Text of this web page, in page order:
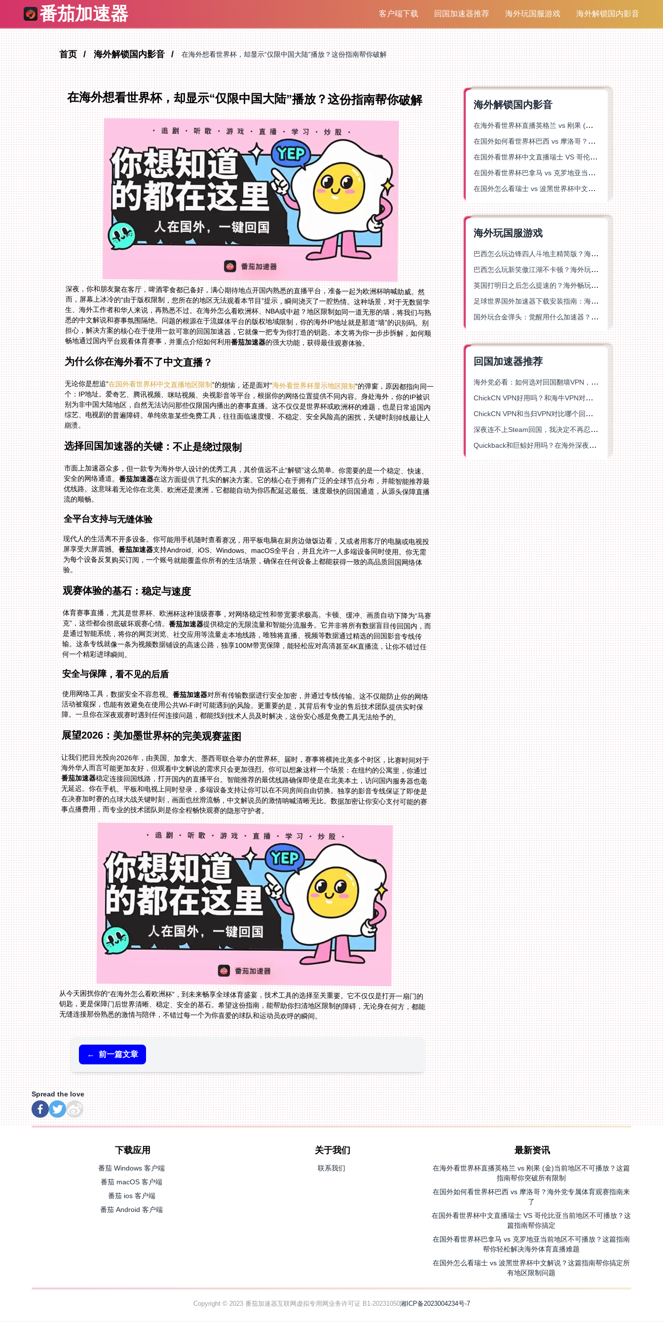
番茄加速器 客户端下载 回国加速器推荐 海外玩国服游戏 海外解锁国内影音
首页 海外解锁国内影音 在海外想看世界杯，却显示“仅限中国大陆”播放？这份指南帮你破解
在海外想看世界杯，却显示“仅限中国大陆”播放？这份指南帮你破解
深夜，你和朋友聚在客厅，啤酒零食都已备好，满心期待地点开国内熟悉的直播平台，准备一起为欧洲杯呐喊助威。然
而，屏幕上冰冷的“由于版权限制，您所在的地区无法观看本节目”提示，瞬间浇灭了一腔热情。这种场景，对于无数留学
生、海外工作者和华人来说，再熟悉不过。在海外怎么看欧洲杯、NBA或中超？地区限制如同一道无形的墙，将我们与熟
悉的中文解说和赛事氛围隔绝。问题的根源在于流媒体平台的版权地域限制，你的海外IP地址就是那道“墙”的识别码。别
担心，解决方案的核心在于使用一款可靠的回国加速器，它就像一把专为你打造的钥匙。本文将为你一步步拆解，如何顺
畅地通过国内平台观看体育赛事，并重点介绍如何利用番茄加速器的强大功能，获得最佳观赛体验。
为什么你在海外看不了中文直播？
无论你是想追“在国外看世界杯中文直播地区限制”的烦恼，还是面对“海外看世界杯显示地区限制”的弹窗，原因都指向同一
个：IP地址。爱奇艺、腾讯视频、咪咕视频、央视影音等平台，根据你的网络位置提供不同内容。身处海外，你的IP被识
别为非中国大陆地区，自然无法访问那些仅限国内播出的赛事直播。这不仅仅是世界杯或欧洲杯的难题，也是日常追国内
综艺、电视剧的普遍障碍。单纯依靠某些免费工具，往往面临速度慢、不稳定、安全风险高的困扰，关键时刻掉线最让人
崩溃。
选择回国加速器的关键：不止是绕过限制
市面上加速器众多，但一款专为海外华人设计的优秀工具，其价值远不止“解锁”这么简单。你需要的是一个稳定、快速、
安全的网络通道。番茄加速器在这方面提供了扎实的解决方案。它的核心在于拥有广泛的全球节点分布，并能智能推荐最
优线路。这意味着无论你在北美、欧洲还是澳洲，它都能自动为你匹配延迟最低、速度最快的回国通道，从源头保障直播
流的顺畅。
全平台支持与无缝体验
现代人的生活离不开多设备。你可能用手机随时查看赛况，用平板电脑在厨房边做饭边看，又或者用客厅的电脑或电视投
屏享受大屏震撼。番茄加速器支持Android、iOS、Windows、macOS全平台，并且允许一人多端设备同时使用。你无需
为每个设备反复购买订阅，一个账号就能覆盖你所有的生活场景，确保在任何设备上都能获得一致的高品质回国网络体
验。
观赛体验的基石：稳定与速度
体育赛事直播，尤其是世界杯、欧洲杯这种顶级赛事，对网络稳定性和带宽要求极高。卡顿、缓冲、画质自动下降为“马赛
克”，这些都会彻底破坏观赛心情。番茄加速器提供稳定的无限流量和智能分流服务。它并非将所有数据盲目传回国内，而
是通过智能系统，将你的网页浏览、社交应用等流量走本地线路，唯独将直播、视频等数据通过精选的回国影音专线传
输。这条专线就像一条为视频数据铺设的高速公路，独享100M带宽保障，能轻松应对高清甚至4K直播流，让你不错过任
何一个精彩进球瞬间。
安全与保障，看不见的后盾
使用网络工具，数据安全不容忽视。番茄加速器对所有传输数据进行安全加密，并通过专线传输。这不仅能防止你的网络
活动被窥探，也能有效避免在使用公共Wi-Fi时可能遇到的风险。更重要的是，其背后有专业的售后技术团队提供实时保
障。一旦你在深夜观赛时遇到任何连接问题，都能找到技术人员及时解决，这份安心感是免费工具无法给予的。
展望2026：美加墨世界杯的完美观赛蓝图
让我们把目光投向2026年，由美国、加拿大、墨西哥联合举办的世界杯。届时，赛事将横跨北美多个时区，比赛时间对于
海外华人而言可能更加友好，但观看中文解说的需求只会更加强烈。你可以想象这样一个场景：在纽约的公寓里，你通过
番茄加速器稳定连接回国线路，打开国内的直播平台。智能推荐的最优线路确保即使是在北美本土，访问国内服务器也毫
无延迟。你在手机、平板和电视上同时登录，多端设备支持让你可以在不同房间自由切换。独享的影音专线保证了即使是
在决赛加时赛的点球大战关键时刻，画面也丝滑流畅，中文解说员的激情呐喊清晰无比。数据加密让你安心支付可能的赛
事点播费用，而专业的技术团队则是你全程畅快观赛的隐形守护者。
从今天困扰你的“在海外怎么看欧洲杯”，到未来畅享全球体育盛宴，技术工具的选择至关重要。它不仅仅是打开一扇门的
钥匙，更是保障门后世界清晰、稳定、安全的基石。希望这份指南，能帮助你扫清地区限制的障碍，无论身在何方，都能
无缝连接那份熟悉的激情与陪伴，不错过每一个为你喜爱的球队和运动员欢呼的瞬间。
← 前一篇文章
海外解锁国内影音
在海外看世界杯直播英格兰 vs 刚果 (金)当前地区不可播放？这篇指南帮你突破所有限制
在国外如何看世界杯巴西 vs 摩洛哥？海外党专属体育观赛指南来了
在国外看世界杯中文直播瑞士 VS 哥伦比亚当前地区不可播放？这篇指南帮你搞定
在国外看世界杯巴拿马 vs 克罗地亚当前地区不可播放？这篇指南帮你轻松解决海外体育直播难题
在国外怎么看瑞士 vs 波黑世界杯中文解说？这篇指南帮你搞定所有地区限制问题
海外玩国服游戏
巴西怎么玩边锋四人斗地主精简版？海外游戏党的加速器终极选择
巴西怎么玩新笑傲江湖不卡顿？海外玩家国服游戏加速终极指南（附猫和老鼠一梦江湖实测）
英国打明日之后怎么提速的？海外畅玩国服游戏终极指南
足球世界国外加速器下载安装指南：海外党畅玩国服游戏的终极解决方案
国外玩合金弹头：觉醒用什么加速器？一份写给海外游子的畅玩指南
回国加速器推荐
海外党必看：如何选对回国翻墙VPN，无缝解锁国内资源？
ChickCN VPN好用吗？和海牛VPN对比哪个回国效果更好？
ChickCN VPN和当归VPN对比哪个回国效果更好？海外党亲测后选了它
深夜连不上Steam回国，我决定不再忍受这数字鸿沟
Quickback和巨鲸好用吗？在海外深夜想刷B站、追爱奇艺的你，或许正需要这份答案
Spread the love
下载应用
番茄 Windows 客户端
番茄 macOS 客户端
番茄 ios 客户端
番茄 Android 客户端
关于我们
联系我们
最新资讯
在海外看世界杯直播英格兰 vs 刚果 (金)当前地区不可播放？这篇
指南帮你突破所有限制
在国外如何看世界杯巴西 vs 摩洛哥？海外党专属体育观赛指南来
了
在国外看世界杯中文直播瑞士 VS 哥伦比亚当前地区不可播放？这
篇指南帮你搞定
在国外看世界杯巴拿马 vs 克罗地亚当前地区不可播放？这篇指南
帮你轻松解决海外体育直播难题
在国外怎么看瑞士 vs 波黑世界杯中文解说？这篇指南帮你搞定所
有地区限制问题
Copyright © 2023 番茄加速器互联网虚拟专用网业务许可证 B1-20231050湘ICP备2023004234号-7